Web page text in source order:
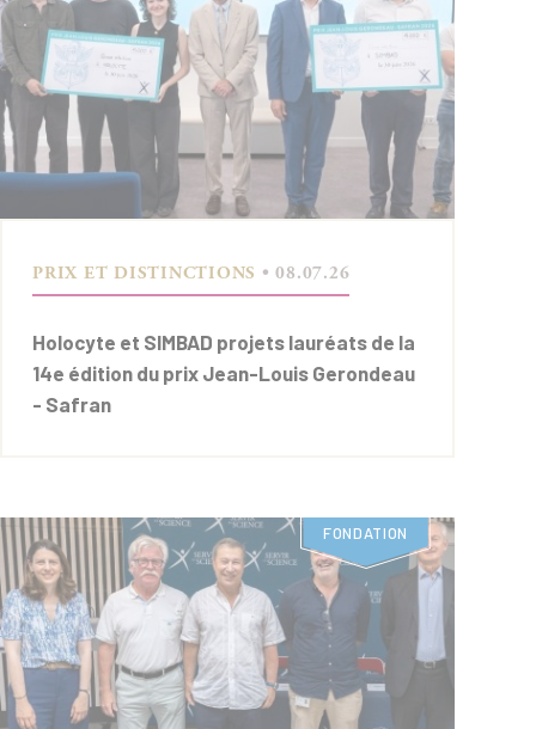
PRIX ET DISTINCTIONS • 08.07.26
Holocyte et SIMBAD projets lauréats de la
14e édition du prix Jean-Louis Gerondeau
- Safran
FONDATION